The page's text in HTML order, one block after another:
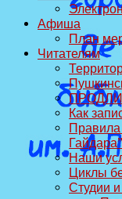
Афиша
План
Читателям
Как
Гайдара”
Наши
Циклы
Студии